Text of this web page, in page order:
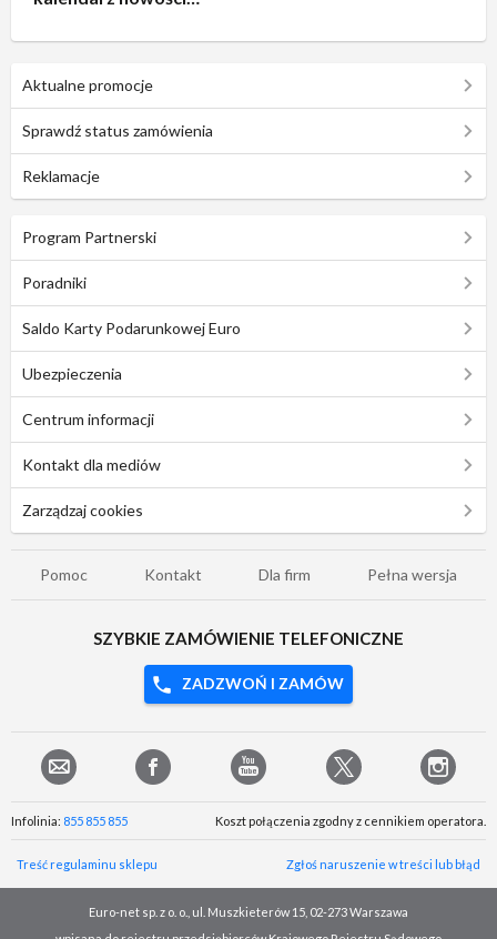
Aktualne promocje
Sprawdź status zamówienia
Reklamacje
Program Partnerski
Poradniki
Saldo Karty Podarunkowej Euro
Ubezpieczenia
Centrum informacji
Kontakt dla mediów
Zarządzaj cookies
Pomoc Kontakt Dla firm Pełna wersja
SZYBKIE ZAMÓWIENIE TELEFONICZNE
ZADZWOŃ I ZAMÓW
Infolinia: 855 855 855 Koszt połączenia zgodny z cennikiem operatora.
Treść regulaminu sklepu Zgłoś naruszenie w treści lub błąd
Euro-net sp. z o. o., ul. Muszkieterów 15, 02-273 Warszawa